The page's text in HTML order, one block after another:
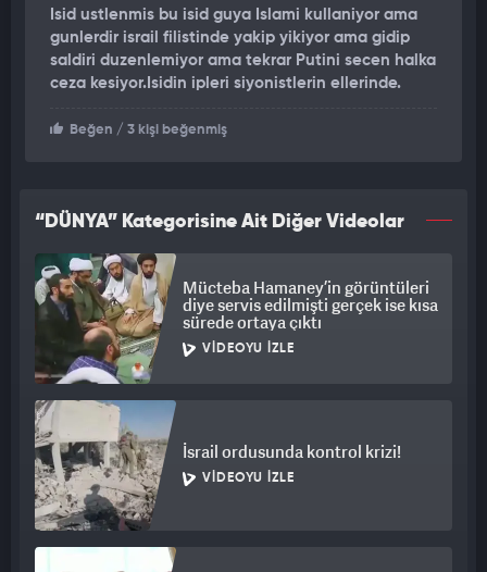
belirtti.
WASHINGTON POST
kaos" başlığıyla servis etti.
KOMMERSANT
Rus Kommersant gazetesi, saldırıyla ilgili "Ölümcül
konser" başlığını attı. Haberde katliamın Rusya tarihinde eşi
benzeri görülmemiş bir olay olduğu yazıldı.
WALL STREET JOURNAL
Wall Street Journal gazetesi "Amerika uyarmıştı" başlığını attı.
Olası bir saldırıya karşı 7 Mart'ta Rusya ile istihbarat
paylaşıldığını hatırlatan gazetede, "Rus yetkililer bu uyarıyı
provokatif mesaj olarak algıladı" ifadeleri kullanıldı.
Isid ustlenmis bu isid guya Islami kullaniyor ama
gunlerdir israil filistinde yakip yikiyor ama gidip
saldiri duzenlemiyor ama tekrar Putini secen halka
ceza kesiyor.Isidin ipleri siyonistlerin ellerinde.
Beğen / 3 kişi beğenmiş
“DÜNYA” Kategorisine Ait Diğer Videolar
Mücteba Hamaney’in görüntüleri
diye servis edilmişti gerçek ise kısa
sürede ortaya çıktı
VIDEOYU İZLE
İsrail ordusunda kontrol krizi!
VIDEOYU İZLE